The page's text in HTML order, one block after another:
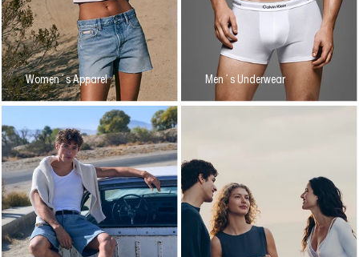
Women´s Apparel Men´s Underwear